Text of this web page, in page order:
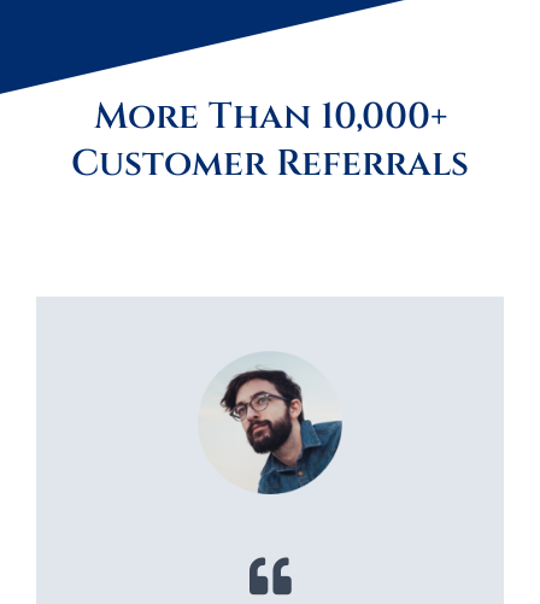
More Than 10,000+
Customer Referrals